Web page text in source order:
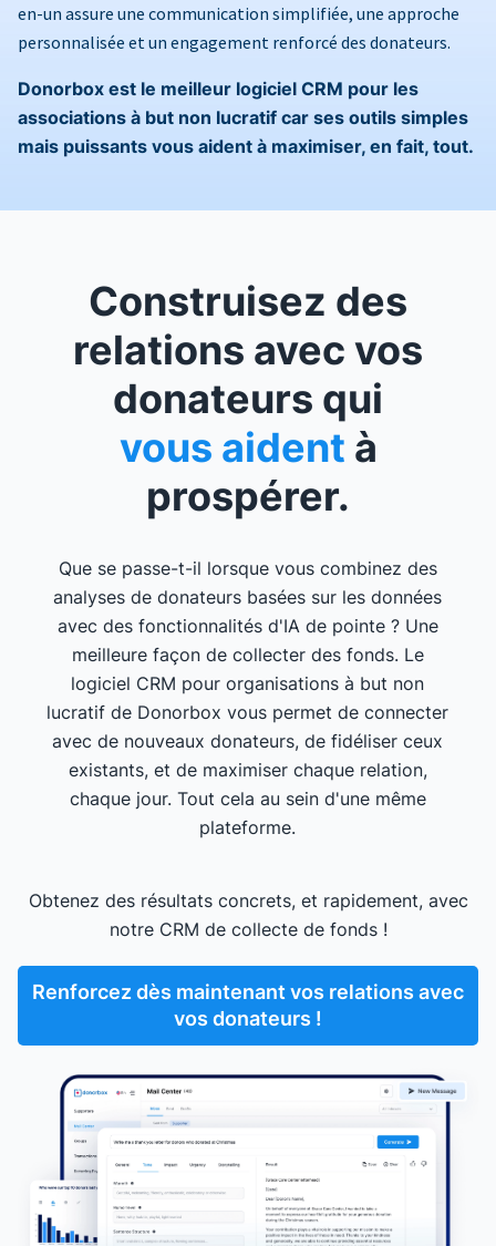
en-un assure une communication simplifiée, une approche
personnalisée et un engagement renforcé des donateurs.
Donorbox est le meilleur logiciel CRM pour les
associations à but non lucratif car ses outils simples
mais puissants vous aident à maximiser, en fait, tout.
Construisez des
relations avec vos
donateurs qui
vous aident à
prospérer.
Que se passe-t-il lorsque vous combinez des
analyses de donateurs basées sur les données
avec des fonctionnalités d'IA de pointe ? Une
meilleure façon de collecter des fonds. Le
logiciel CRM pour organisations à but non
lucratif de Donorbox vous permet de connecter
avec de nouveaux donateurs, de fidéliser ceux
existants, et de maximiser chaque relation,
chaque jour. Tout cela au sein d'une même
plateforme.
Obtenez des résultats concrets, et rapidement, avec
notre CRM de collecte de fonds !
Renforcez dès maintenant vos relations avec
vos donateurs !